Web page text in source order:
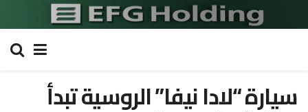
سيارة “لادا نيفا” الروسية تبدأ